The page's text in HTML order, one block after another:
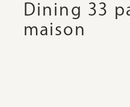
Dining 33
maison